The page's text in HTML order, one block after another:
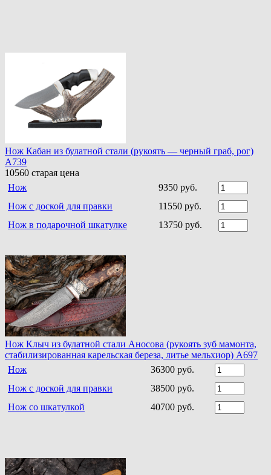
Нож Кабан из булатной стали (рукоять — черный граб, рог)
A739
10560 старая цена
Нож
9350 руб.
Нож с доской для правки
11550 руб.
Нож в подарочной шкатулке
13750 руб.
Нож Клыч из булатной стали Аносова (рукоять зуб мамонта,
стабилизированная карельская береза, литье мельхиор) A697
Нож
36300 руб.
Нож с доской для правки
38500 руб.
Нож со шкатулкой
40700 руб.